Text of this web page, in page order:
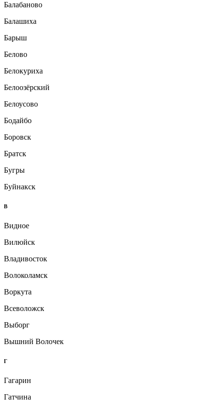
Балабаново
Балашиха
Барыш
Белово
Белокуриха
Белоозёрский
Белоусово
Бодайбо
Боровск
Братск
Бугры
Буйнакск
В
Видное
Вилюйск
Владивосток
Волоколамск
Воркута
Всеволожск
Выборг
Вышний Волочек
Г
Гагарин
Гатчина